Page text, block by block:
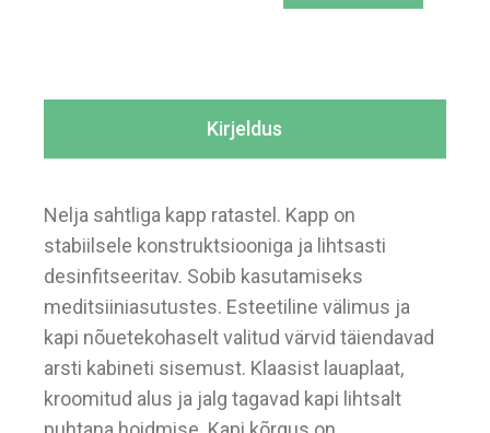
Kirjeldus
Nelja sahtliga kapp ratastel. Kapp on
stabiilsele konstruktsiooniga ja lihtsasti
desinfitseeritav. Sobib kasutamiseks
meditsiiniasutustes. Esteetiline välimus ja
kapi nõuetekohaselt valitud värvid täiendavad
arsti kabineti sisemust. Klaasist lauaplaat,
kroomitud alus ja jalg tagavad kapi lihtsalt